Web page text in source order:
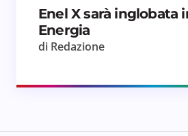
Enel X sarà inglobata
Energia
di Redazione